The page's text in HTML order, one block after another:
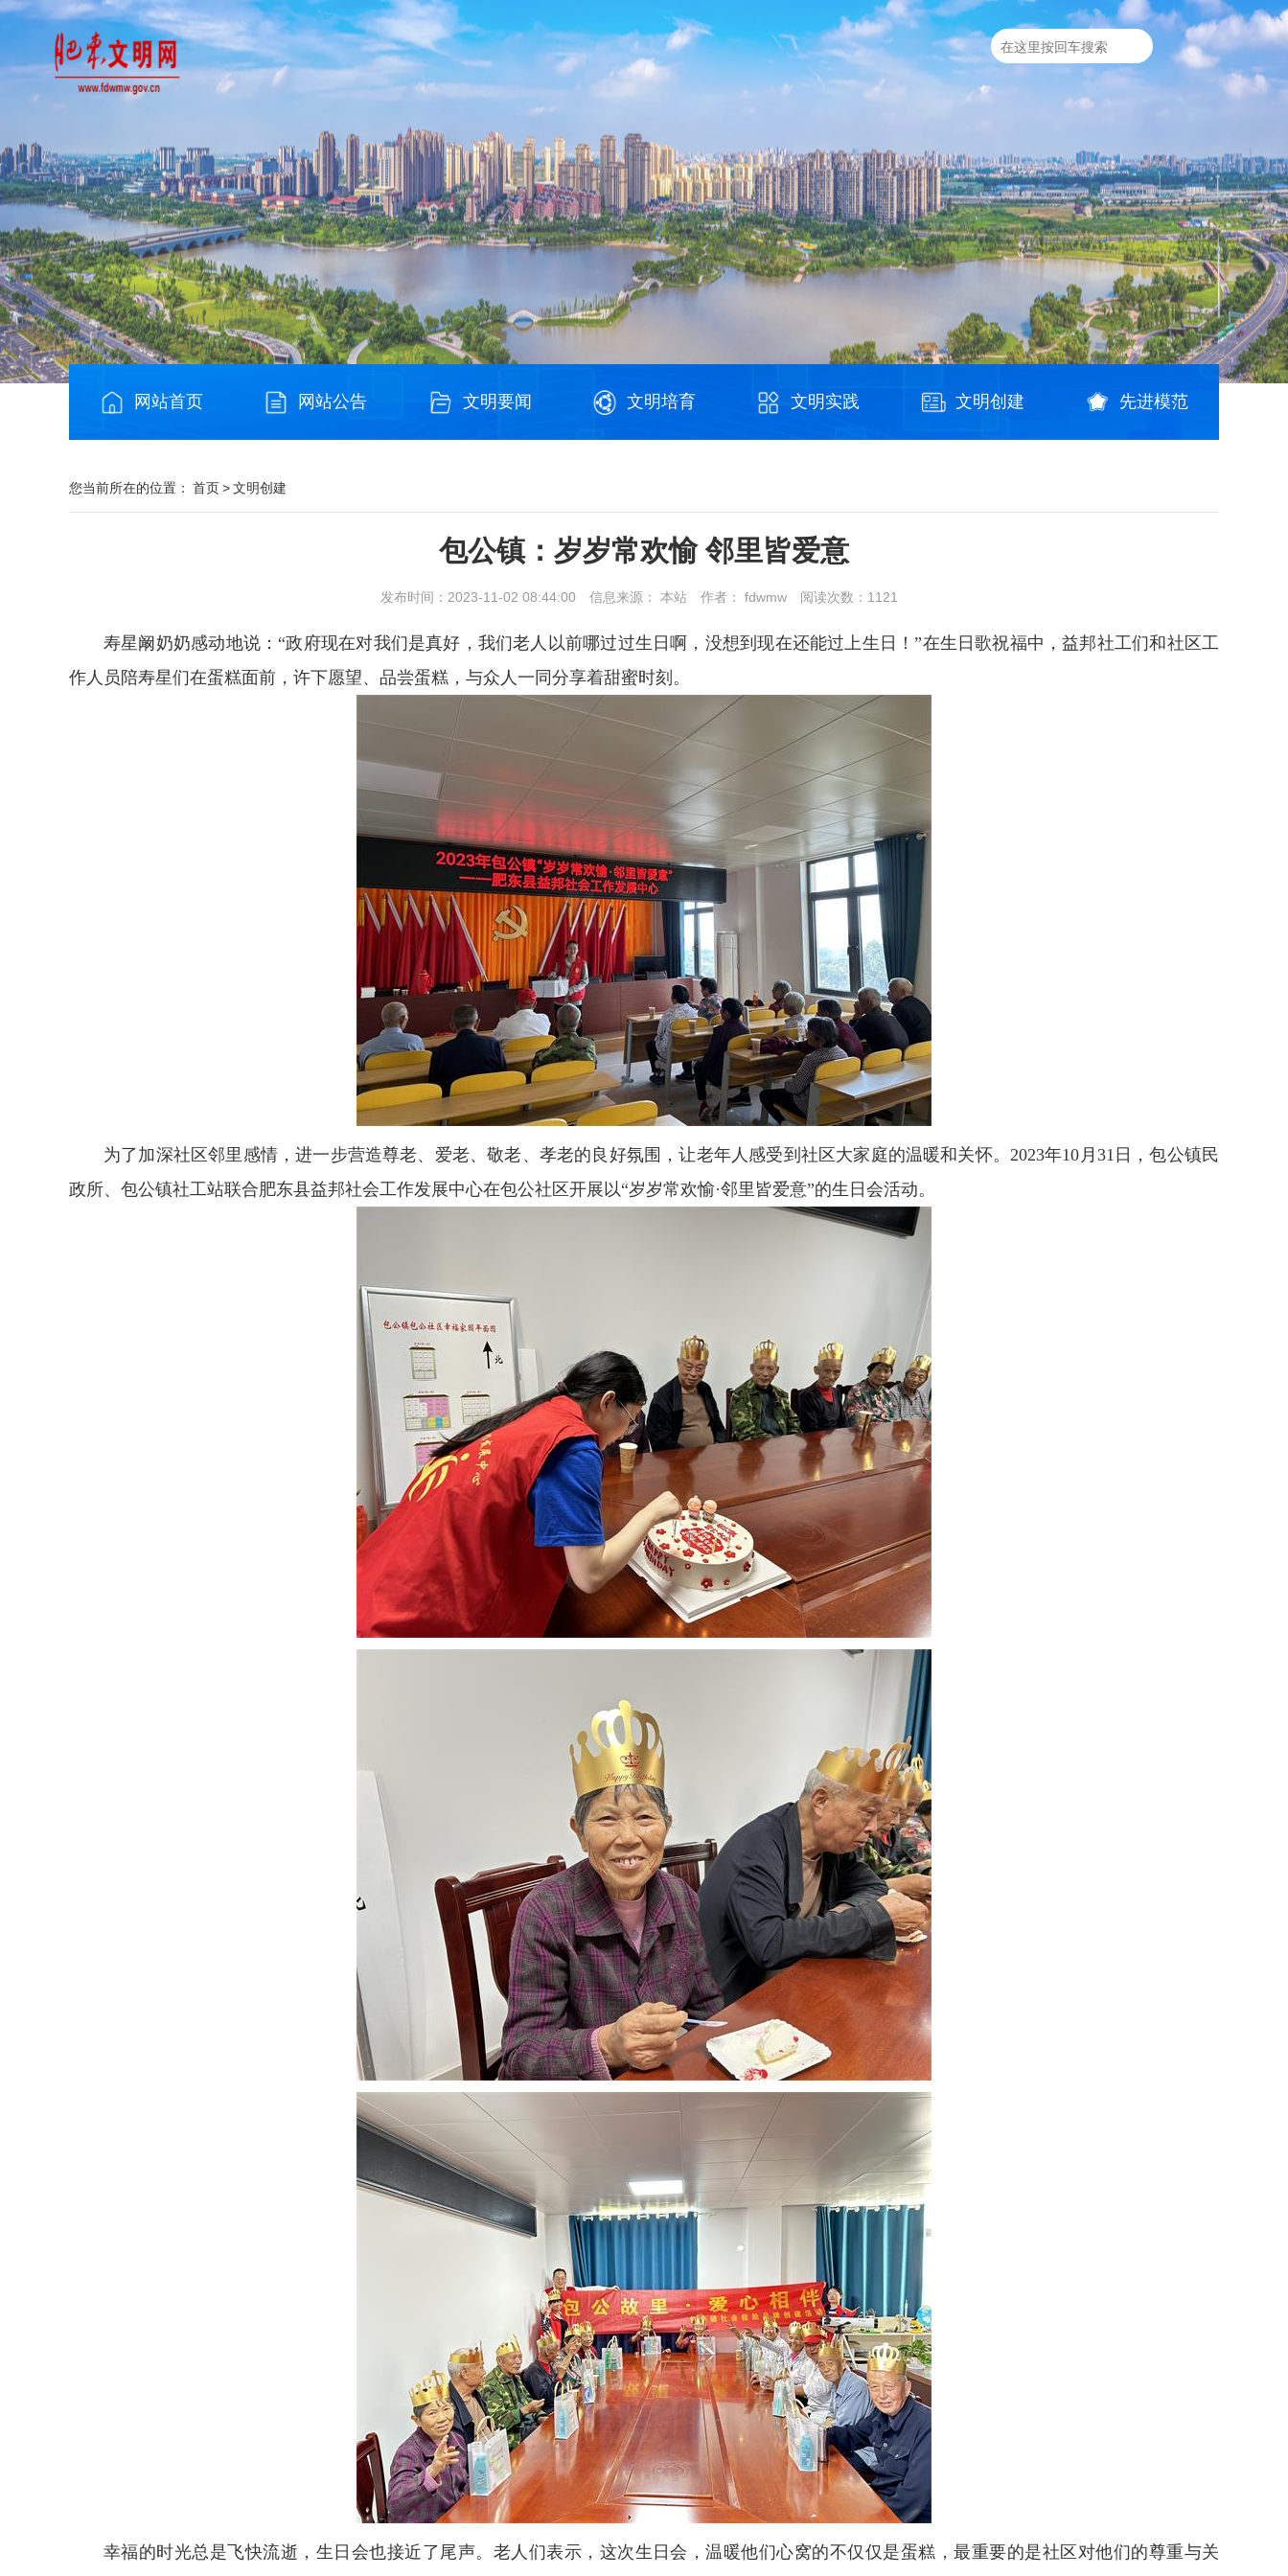
网站首页 网站公告 文明要闻 文明培育 文明实践 文明创建 先进模范
您当前所在的位置： 首页>文明创建
包公镇：岁岁常欢愉 邻里皆爱意
发布时间：2023-11-02 08:44:00 信息来源： 本站 作者： fdwmw 阅读次数： 1121
寿星阚奶奶感动地说：“政府现在对我们是真好，我们老人以前哪过过生日啊，没想到现在还能过上生日！”在生日歌祝福中，益邦社工们和社区工
作人员陪寿星们在蛋糕面前，许下愿望、品尝蛋糕，与众人一同分享着甜蜜时刻。
为了加深社区邻里感情，进一步营造尊老、爱老、敬老、孝老的良好氛围，让老年人感受到社区大家庭的温暖和关怀。2023年10月31日，包公镇民
政所、包公镇社工站联合肥东县益邦社会工作发展中心在包公社区开展以“岁岁常欢愉·邻里皆爱意”的生日会活动。
幸福的时光总是飞快流逝，生日会也接近了尾声。老人们表示，这次生日会，温暖他们心窝的不仅仅是蛋糕，最重要的是社区对他们的尊重与关